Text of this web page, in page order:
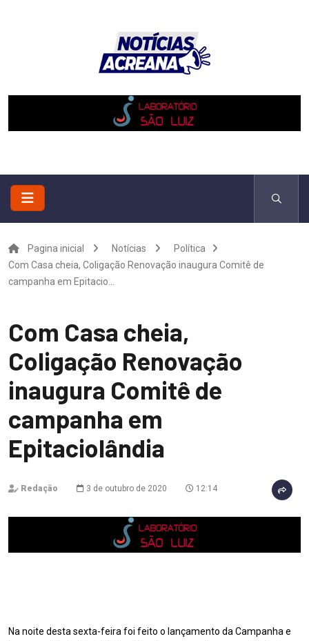
Pagina inicial Notícias
Política
Com Casa cheia, Coligação Renovação inaugura Comitê de
campanha em Epitacio...
Com Casa cheia,
Coligação Renovação
inaugura Comitê de
campanha em
Epitaciolândia
Redação 3 de outubro de 2020 12:14
Na noite desta sexta-feira foi feito o lançamento da Campanha e